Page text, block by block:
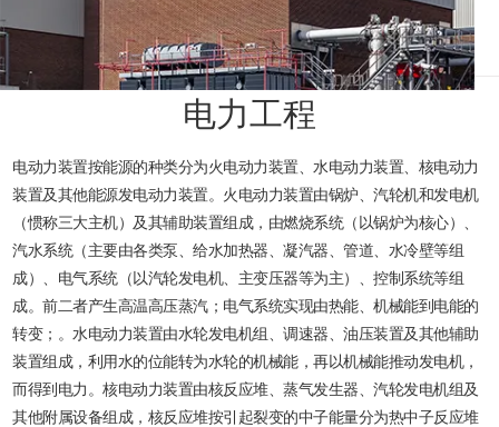
电力工程
电动力装置按能源的种类分为火电动力装置、水电动力装置、核电动力
装置及其他能源发电动力装置。火电动力装置由锅炉、汽轮机和发电机
（惯称三大主机）及其辅助装置组成，由燃烧系统（以锅炉为核心）、
汽水系统（主要由各类泵、给水加热器、凝汽器、管道、水冷壁等组
成）、电气系统（以汽轮发电机、主变压器等为主）、控制系统等组
成。前二者产生高温高压蒸汽；电气系统实现由热能、机械能到电能的
转变；。水电动力装置由水轮发电机组、调速器、油压装置及其他辅助
装置组成，利用水的位能转为水轮的机械能，再以机械能推动发电机，
而得到电力。核电动力装置由核反应堆、蒸气发生器、汽轮发电机组及
其他附属设备组成，核反应堆按引起裂变的中子能量分为热中子反应堆